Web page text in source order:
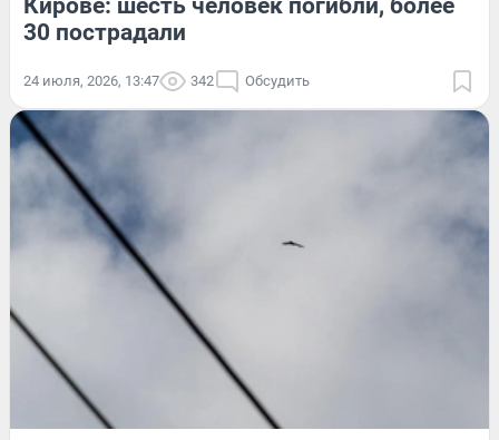
30 пострадали
24 июля, 2026, 13:47 342 Обсудить